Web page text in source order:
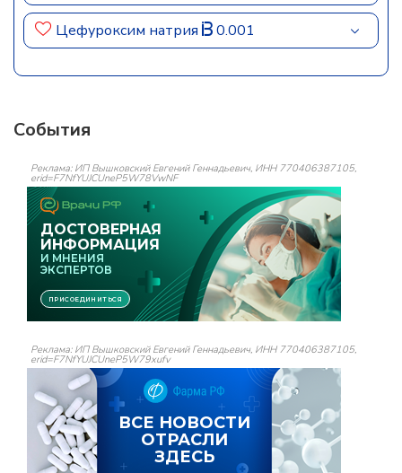
Цефуроксим натрия 0.001
События
Реклама: ИП Вышковский Евгений Геннадьевич, ИНН 770406387105,
erid=F7NfYUJCUneP5W78VwNF
Реклама: ИП Вышковский Евгений Геннадьевич, ИНН 770406387105,
erid=F7NfYUJCUneP5W79xufv